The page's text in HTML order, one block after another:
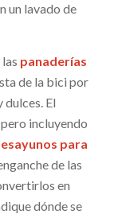
un lavado de
panaderías
de la bici por
dulces. El
incluyendo
para
de las
en
dónde se